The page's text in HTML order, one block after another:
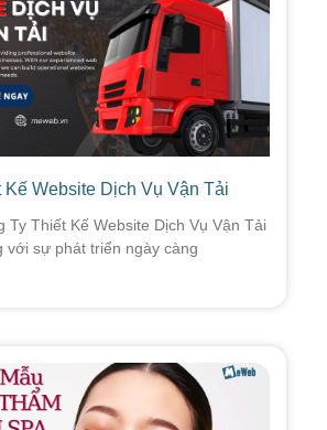
Kế Website Dịch Vụ Vận Tải
Ty Thiết Kế Website Dịch Vụ Vận Tải
với sự phát triển ngày càng